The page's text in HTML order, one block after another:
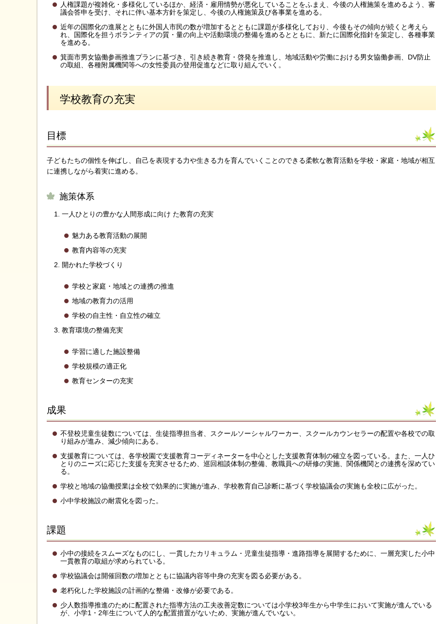
人権課題が複雑化・多様化しているほか、経済・雇用情勢が悪化していることをふまえ、今後の人権施策を進めるよう、審
議会答申を受け、それに伴い基本方針を策定し、今後の人権施策及び各事業を進める。
近年の国際化の進展とともに外国人市民の数が増加するとともに課題が多様化しており、今後もその傾向が続くと考えら
れ、国際化を担うボランティアの質・量の向上や活動環境の整備を進めるとともに、新たに国際化指針を策定し、各種事業
を進める。
箕面市男女協働参画推進プランに基づき、引き続き教育・啓発を推進し、地域活動や労働における男女協働参画、DV防止
の取組、各種附属機関等への女性委員の登用促進などに取り組んでいく。
学校教育の充実
目標
子どもたちの個性を伸ばし、自己を表現する力や生きる力を育んでいくことのできる柔軟な教育活動を学校・家庭・地域が相互
に連携しながら着実に進める。
施策体系
一人ひとりの豊かな人間形成に向け た教育の充実
魅力ある教育活動の展開
教育内容等の充実
開かれた学校づくり
学校と家庭・地域との連携の推進
地域の教育力の活用
学校の自主性・自立性の確立
教育環境の整備充実
学習に適した施設整備
学校規模の適正化
教育センターの充実
成果
不登校児童生徒数については、生徒指導担当者、スクールソーシャルワーカー、スクールカウンセラーの配置や各校での取
り組みが進み、減少傾向にある。
支援教育については、各学校園で支援教育コーディネーターを中心とした支援教育体制の確立を図っている。また、一人ひ
とりのニーズに応じた支援を充実させるため、巡回相談体制の整備、教職員への研修の実施、関係機関との連携を深めてい
る。
学校と地域の協働授業は全校で効果的に実施が進み、学校教育自己診断に基づく学校協議会の実施も全校に広がった。
小中学校施設の耐震化を図った。
課題
小中の接続をスムーズなものにし、一貫したカリキュラム・児童生徒指導・進路指導を展開するために、一層充実した小中
一貫教育の取組が求められている。
学校協議会は開催回数の増加とともに協議内容等中身の充実を図る必要がある。
老朽化した学校施設の計画的な整備・改修が必要である。
少人数指導推進のために配置された指導方法の工夫改善定数については小学校3年生から中学生において実施が進んでいる
が、小学1・2年生について人的な配置措置がないため、実施が進んでいない。